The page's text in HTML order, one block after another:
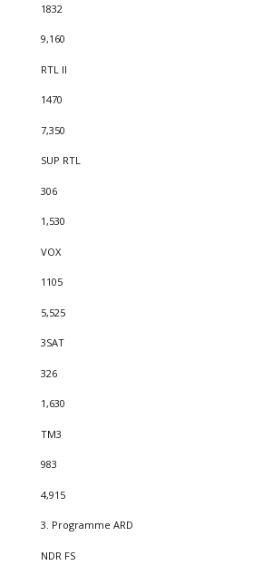
1832
9,160
RTL II
1470
7,350
SUP RTL
306
1,530
VOX
1105
5,525
3SAT
326
1,630
TM3
983
4,915
3. Programme ARD
NDR FS